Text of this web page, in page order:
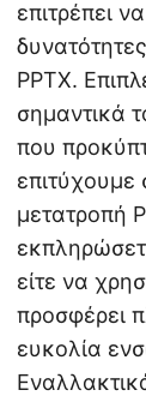
επιτρέπει
PPTX.
σημαντικά
που
μετατροπή
είτε να
προσφέρει
ευκολία